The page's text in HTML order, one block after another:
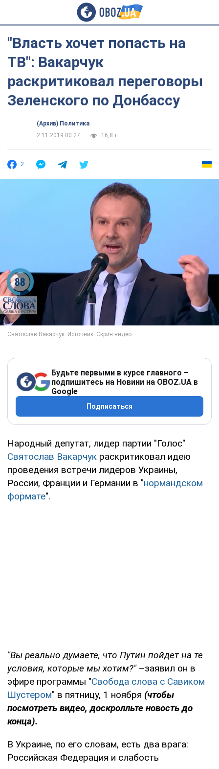
"Власть хочет попасть на
ТВ": Вакарчук
раскритиковал переговоры
Зеленского по Донбассу
(Архив) Политика
2.11.2019 00:27
16,8 т.
2
Будьте первыми в курсе главного –
подпишитесь на Новини на OBOZ.UA в
Google
Подписаться
Народный депутат, лидер партии "Голос"
Святослав Вакарчук раскритиковал идею
проведения встречи лидеров Украины,
России, Франции и Германии в "нормандском
формате".
"Вы реально думаете, что Путин пойдет на те
условия, которые мы хотим?"–заявил он в
эфире программы "Свобода слова с Савиком
Шустером" в пятницу, 1 ноября (чтобы
посмотреть видео, доскролльте новость до
конца).
В Украине, по его словам, есть два врага:
Российская Федерация и слабость